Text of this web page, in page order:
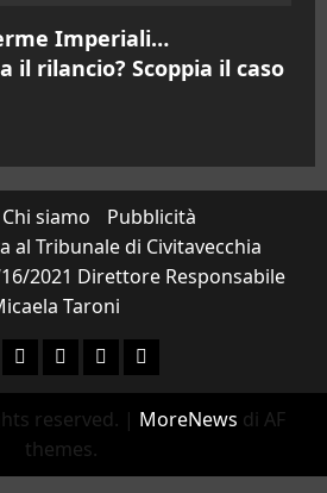
Imperiali…
il rilancio? Scoppia il caso
Chi siamo
Pubblicità
al Tribunale di Civitavecchia
2021 Direttore Responsabile
Taroni
Instagram
YouTubeTwitterEmail
reserved. | MoreNews di AF
themes.